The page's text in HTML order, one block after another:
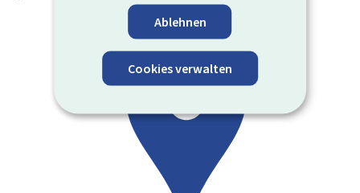
Ablehnen
Cookies verwalten